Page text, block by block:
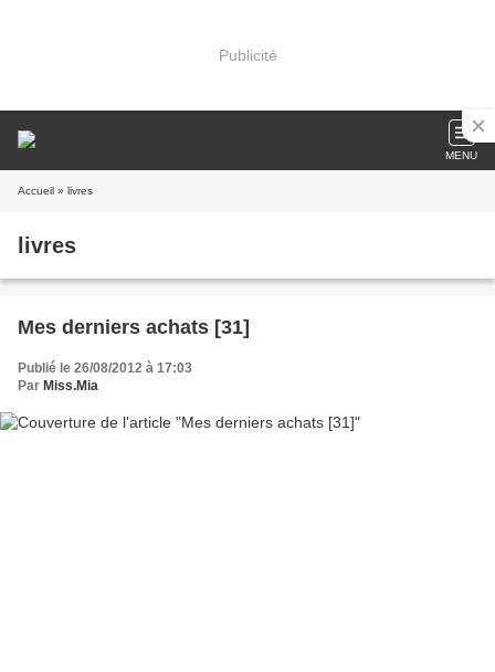
Publicité
MENU
Accueil » livres
livres
Mes derniers achats [31]
Publié le 26/08/2012 à 17:03
Par Miss.Mia